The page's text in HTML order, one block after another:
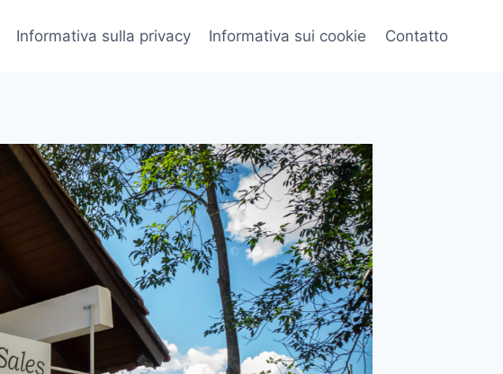
Informativa sulla privacy Informativa sui cookie Contatto